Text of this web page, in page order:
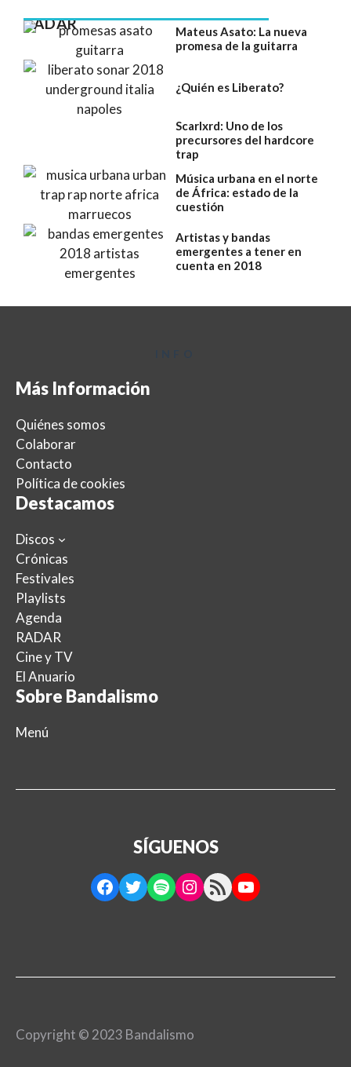
RADAR
Mateus Asato: La nueva
promesa de la guitarra
¿Quién es Liberato?
Scarlxrd: Uno de los
precursores del hardcore
trap
Música urbana en el norte
de África: estado de la
cuestión
Artistas y bandas
emergentes a tener en
cuenta en 2018
Más Información
Quiénes somos
Colaborar
Contacto
Política de cookies
Destacamos
Discos
Crónicas
Festivales
Playlists
Agenda
RADAR
Cine y TV
El Anuario
Sobre Bandalismo
Menú
SÍGUENOS
Facebook
Twitter
Spotify
Instagram
RSS FeedYouTube
Copyright © 2023 Bandalismo